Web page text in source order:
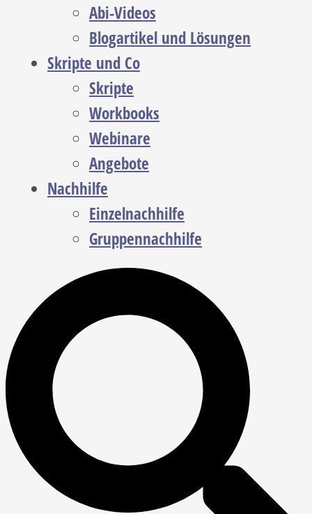
Abi-Videos
Blogartikel und Lösungen
Skripte und Co
Skripte
Workbooks
Webinare
Angebote
Nachhilfe
Einzelnachhilfe
Gruppennachhilfe